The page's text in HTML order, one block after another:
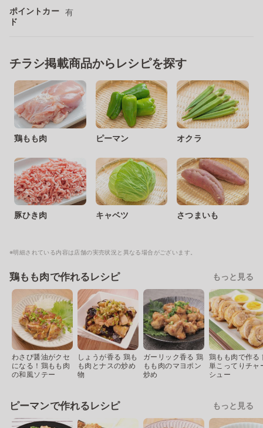
ポイントカー
ド
有
チラシ掲載商品からレシピを探す
鶏もも肉 ピーマン オクラ
豚ひき肉 キャベツ さつまいも
※明細されている内容は店舗の実売状況と異なる場合がございます。
鶏もも肉で作れるレシピ もっと見る
わさび醤油がクセ
になる！鶏もも肉
の和風ソテー
しょうが香る 鶏も
も肉とナスの炒め
物
ガーリック香る 鶏
もも肉のマヨポン
炒め
鶏もも肉で作る
単こってりチャ
シュー
ピーマンで作れるレシピ もっと見る